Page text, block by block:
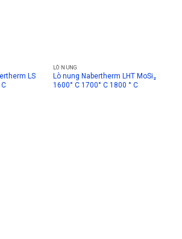
LS
LÒ NUNG
Lò nung Nabertherm LHT MoSi₂
1600° C 1700° C 1800 ° C